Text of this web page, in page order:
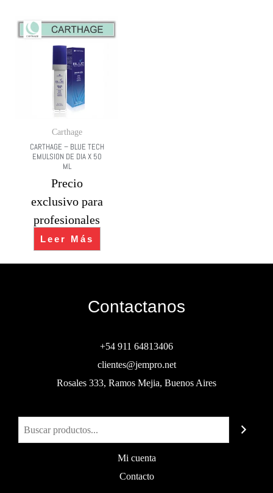
Carthage
CARTHAGE – BLUE TECH
EMULSION DE DIA X 50
ML
Precio
exclusivo para
profesionales
Leer Más
Contactanos
+54 911 64813406
clientes@jempro.net
Rosales 333, Ramos Mejia, Buenos Aires
Mi cuenta
Contacto